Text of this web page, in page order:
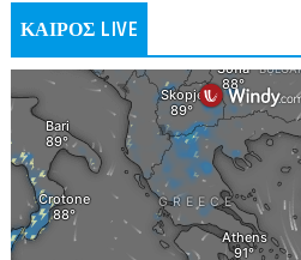
ΚΑΙΡΟΣ LIVE